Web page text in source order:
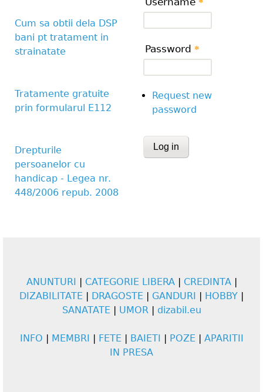
Cum sa obtii dela DSP
bani pt tratament in
strainatate
Tratamente gratuite
prin formularul E112
Drepturile
persoanelor cu
handicap - Legea nr.
448/2006 repub. 2008
Password *
Request new
password
CAPTCHA
ANUNTURI CATEGORIE LIBERA| CREDINTA|
DIZABILITATE
DRAGOSTE GANDURI HOBBY
SANATATE
UMOR| dizabil.eu
INFO MEMBRI FETE BAIETI POZE
APARITII
IN PRESA